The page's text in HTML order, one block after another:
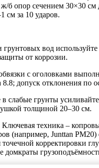
б опор сечением 30×30 см
см за 10 ударов.
грунтовых вод
от коррозии.
с оголовками
8.8; допуск отклонения по
слабые грунты
толщиной 20–30 см.
Ключевая техника –
(например, Junttan PM20)
корректировки
домкраты